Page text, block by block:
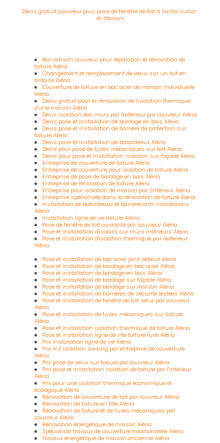
Devis gratuit couvreur pour pose de fenêtre de toit à Santa-Lucia-
di-Moriani
Bon artisan couvreur pour réparation et rénovation de
toiture Aléria
Changement et remplacement de velux sur un toit en
ardoise Aléria
Couverture de toiture en bac acier de maison individuelle
Aléria
Devis gratuit pour la rénovation de l'isolation thermique
d'une maison Aléria
Devis isolation des murs par l'extérieur par couvreur Aléria
Devis pose et installation de bardage en bois Aléria
Devis pose et installation de barrière de protection sur
toiture Aléria
Devis pose et installation de batardeaux Aléria
Devis pour pose de tuiles mécaniques sur toit Aléria
Devis pour pose et installation isolation sur façade Aléria
Entreprise de couverture de toiture Aléria
Entreprise de couverture pour isolation de toiture Aléria
Entreprise de pose de bardage en bois Aléria
Entreprise de rénovation de toiture Aléria
Entreprise pour isolation de maison par l'intérieur Aléria
Entreprise spécialisée dans la rénovation de toiture Aléria
Installation de batardeaux et barrière anti-inondations
Aléria
Installation ligne de vie toiture Aléria
Pose de fenêtre de toit ouvrante par couvreur Aléria
Pose et installation d'isolant sur murs intérieurs Aléria
Pose et installation d'isolation thermique par l'extérieur
Aléria
Pose et installation de bac acier joint debout Aléria
Pose et installation de bardage en bac acier Aléria
Pose et installation de bardage en bois Aléria
Pose et installation de bardage sur façade Aléria
Pose et installation de bardage sur maison Aléria
Pose et installation de barrières de sécurité lestées Aléria
Pose et installation de fenêtre de toit velux par couvreur
Aléria
Pose et installation de tuiles mécaniques sur toiture
Aléria
Pose et installation isolation thermique de toiture Aléria
Pose et installation ligne de vite toiture tuile Aléria
Prix installation ligne de vie Aléria
Prix m2 isolation sarking par entreprise de couverture
Aléria
Prix pose de velux sur toiture par couvreur Aléria
Prix pose et installation isolation de toiture par l'intérieur
Aléria
Prix pour une isolation thermique économique et
écologique Aléria
Rénovation de couverture de toit par couvreur Aléria
Rénovation de toiture en tôle Aléria
Rénovation de toiture et de tuiles mécaniques par
couvreur Aléria
Rénovation énergétique de maison Aléria
Spécialiste travaux de couverture traditionnelle Aléria
Travaux énergétique de maison ancienne Aléria